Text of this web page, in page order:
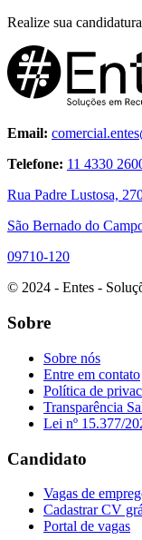
Realize sua candidatura
Email:
Telefone: 11 4330
Rua Padre Lustosa,
São Bernado do
09710-120
© 2024 - Entes -
Sobre
Sobre nós
Entre em contato
Política de
Transparência
Lei nº 15.377/
Candidato
Vagas de
Cadastrar CV
Portal de vagas